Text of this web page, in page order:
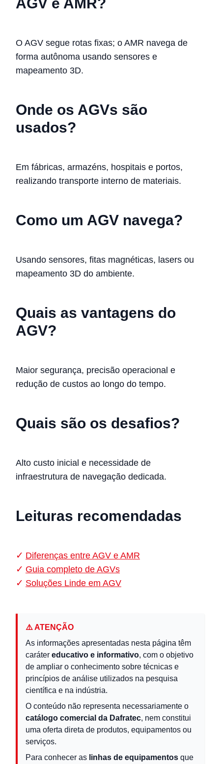
O AGV segue rotas fixas; o AMR navega de
forma autônoma usando sensores e
mapeamento 3D.
Onde os AGVs são
usados?
Em fábricas, armazéns, hospitais e portos,
realizando transporte interno de materiais.
Como um AGV navega?
Usando sensores, fitas magnéticas, lasers ou
mapeamento 3D do ambiente.
Quais as vantagens do
AGV?
Maior segurança, precisão operacional e
redução de custos ao longo do tempo.
Quais são os desafios?
Alto custo inicial e necessidade de
infraestrutura de navegação dedicada.
Leituras recomendadas
Diferenças entre AGV e AMR
Guia completo de AGVs
Soluções Linde em AGV
⚠️ ATENÇÃO
As informações apresentadas nesta página têm
caráter educativo e informativo, com o objetivo
de ampliar o conhecimento sobre técnicas e
princípios de análise utilizados na pesquisa
científica e na indústria.
O conteúdo não representa necessariamente o
catálogo comercial da Dafratec, nem constitui
uma oferta direta de produtos, equipamentos ou
serviços.
Para conhecer as linhas de equipamentos que